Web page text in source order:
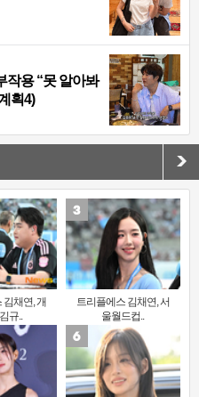
작용 “못 알아봐
획4)
김채연, 개
규..
트리플에스 김채연, 서
울월드컵..